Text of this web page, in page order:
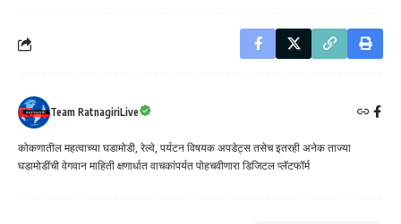
Team RatnagiriLive
कोकणातील महत्वाच्या घडामोडी, रेल्वे, पर्यटन विषयक अपडेट्स तसेच इतरही अनेक ताज्या
घडामोडींची वेगवान माहिती क्षणार्धात वाचकांपर्यत पोहचवीणारा डिजिटल प्लॅटफॉर्म